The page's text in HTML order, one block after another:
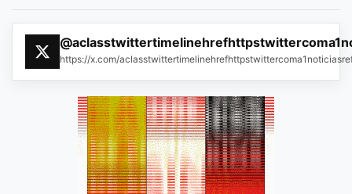
https://x.com/